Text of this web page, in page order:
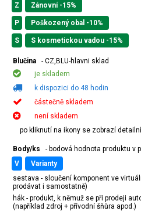
Z Zánovní -15%
P Poškozený obal -10%
S S kosmetickou vadou -15%
Blučina
- CZ,BLU-hlavni sklad
je skladem
k dispozici do 48 hodin
částečně skladem
není skladem
po kliknutí na ikony se zobrazí
Body/ks
- bodová hodnota produktu v
v
varianty
sestava - sloučení komponent ve
prodávat i samostatně)
hák - produkt, k němuž se při prodeji
(například zdroj + přívodní šňůra apod.)